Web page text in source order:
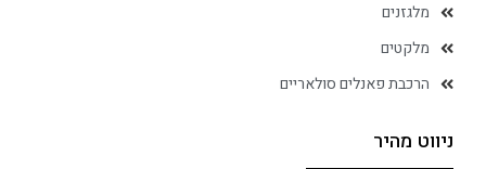
מלגזנים
מלקטים
הרכבת פאנלים סולאריים
ניווט מהיר